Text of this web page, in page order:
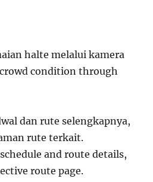
halte melalui kamera
crowd condition through
dan rute selengkapnya,
rute terkait.
and route details,
route page.